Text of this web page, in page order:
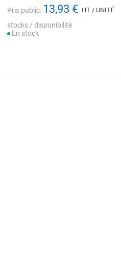
Prix public: 13,93 € HT / UNITÉ
stocks / disponibilité
En stock